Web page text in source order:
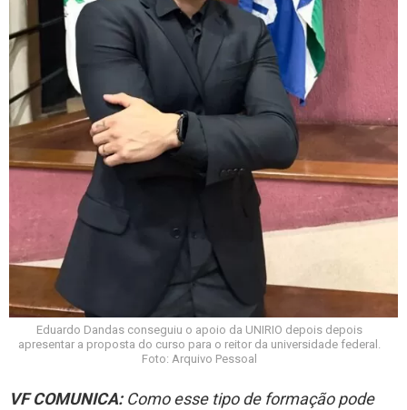
Eduardo Dandas conseguiu o apoio da UNIRIO depois depois
apresentar a proposta do curso para o reitor da universidade federal.
Foto: Arquivo Pessoal
VF COMUNICA:Como esse tipo de formação pode